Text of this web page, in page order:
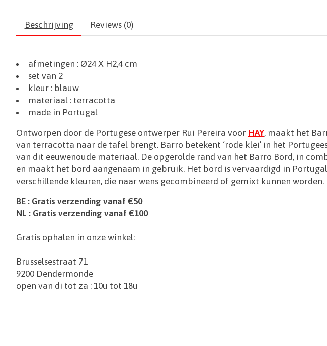
Beschrijving Reviews (0)
afmetingen : Ø24 X H2,4 cm
set van 2
kleur : blauw
materiaal : terracotta
made in Portugal
Ontworpen door de Portugese ontwerper Rui Pereira voor HAY, maakt het
van terracotta naar de tafel brengt. Barro betekent ‘rode klei’ in het
van dit eeuwenoude materiaal. De opgerolde rand van het Barro Bord, in
en maakt het bord aangenaam in gebruik. Het bord is vervaardigd in
verschillende kleuren, die naar wens gecombineerd of gemixt kunnen
BE : Gratis verzending vanaf €50
NL : Gratis verzending vanaf €100
Gratis ophalen in onze winkel:
Brusselsestraat 71
9200 Dendermonde
open van di tot za : 10u tot 18u